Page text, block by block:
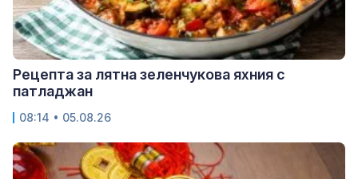
Рецепта за лятна зеленчукова яхния с
патладжан
08:14 • 05.08.26